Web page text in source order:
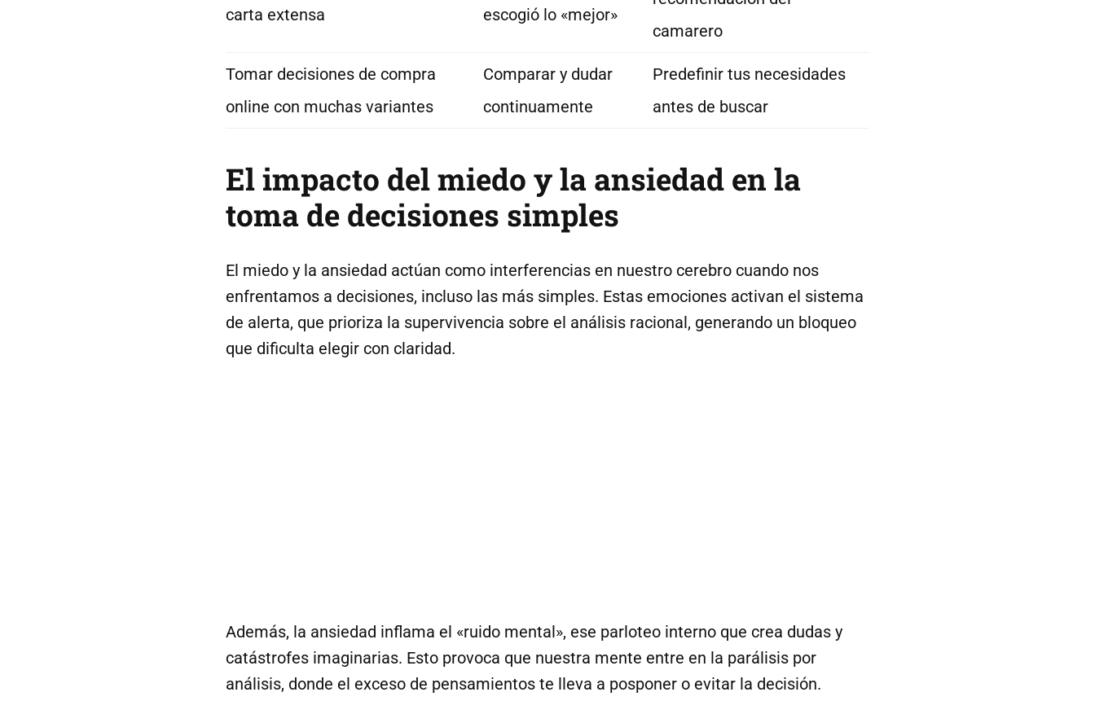
carta extensa
escogió lo «mejor»
camarero
Tomar decisiones de compra
online con muchas variantes
Comparar y dudar
continuamente
Predefinir tus necesidades
antes de buscar
El impacto del miedo y la ansiedad en la
toma de decisiones simples
El miedo y la ansiedad actúan como interferencias en nuestro cerebro cuando nos
enfrentamos a decisiones, incluso las más simples. Estas emociones activan el sistema
de alerta, que prioriza la supervivencia sobre el análisis racional, generando un bloqueo
que dificulta elegir con claridad.
Además, la ansiedad inflama el «ruido mental», ese parloteo interno que crea dudas y
catástrofes imaginarias. Esto provoca que nuestra mente entre en la parálisis por
análisis, donde el exceso de pensamientos te lleva a posponer o evitar la decisión.